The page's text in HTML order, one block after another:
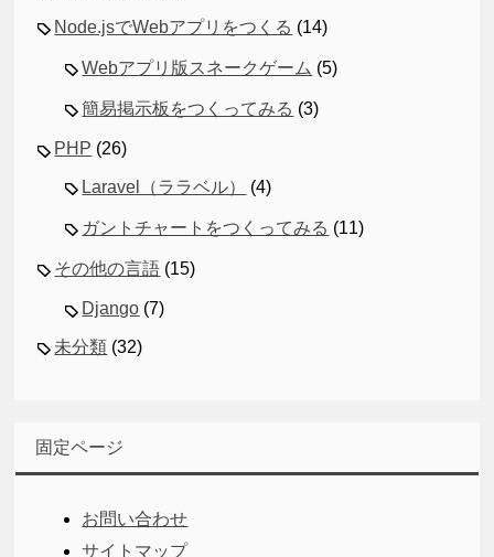
Node.jsでWebアプリをつくる (14)
Webアプリ版スネークゲーム (5)
簡易掲示板をつくってみる (3)
PHP (26)
Laravel（ララベル） (4)
ガントチャートをつくってみる (11)
その他の言語 (15)
Django (7)
未分類 (32)
固定ページ
お問い合わせ
サイトマップ